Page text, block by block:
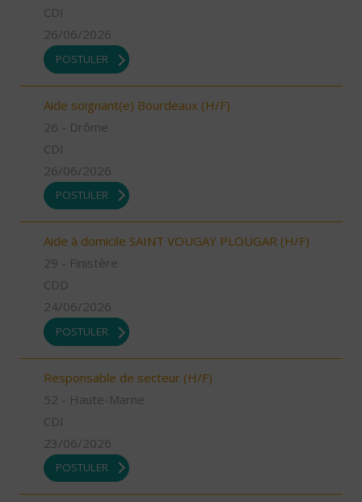
CDI
26/06/2026
POSTULER
Aide soignant(e) Bourdeaux (H/F)
26 - Drôme
CDI
26/06/2026
POSTULER
Aide à domicile SAINT VOUGAY PLOUGAR (H/F)
29 - Finistère
CDD
24/06/2026
POSTULER
Responsable de secteur (H/F)
52 - Haute-Marne
CDI
23/06/2026
POSTULER